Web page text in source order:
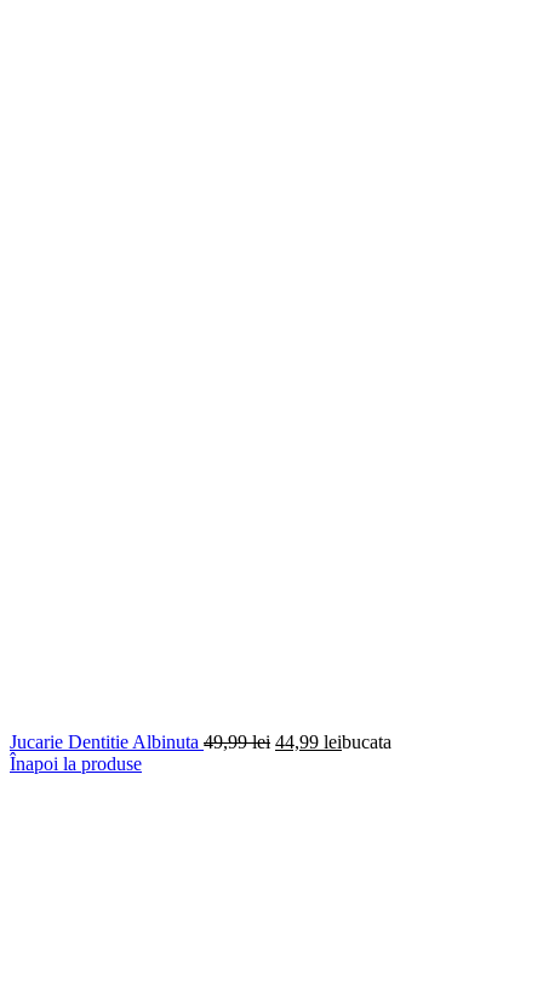
Jucarie Dentitie Albinuta 49,99lei Prețul
44,99 leiPrețul
bucata
Înapoi la produse